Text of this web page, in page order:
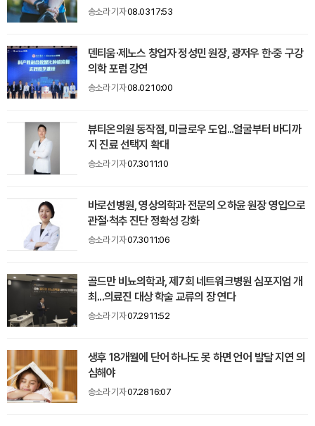
송소라 기자08.03 17:53
덴티움·제노스 창업자 정성민 원장, 광저우 한·중 구강
의학 포럼 강연
송소라 기자08.02 10:00
뷰티온의원 동작점, 미글로우 도입...얼굴부터 바디까
지 진료 선택지 확대
송소라 기자07.30 11:10
바로선병원, 영상의학과 전문의 오하윤 원장 영입으로
관절·척추 진단 정확성 강화
송소라 기자07.30 11:06
골드만 비뇨의학과, 제7회 네트워크병원 심포지엄 개
최...의료진 대상 학술 교류의 장 연다
송소라 기자07.29 11:52
생후 18개월에 단어 하나도 못 하면 언어 발달 지연 의
심해야
송소라 기자07.28 16:07